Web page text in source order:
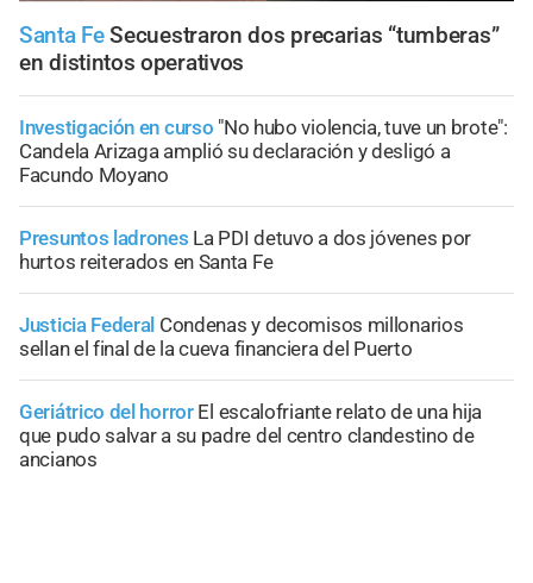
Santa Fe Secuestraron dos precarias “tumberas”
en distintos operativos
Investigación en curso "No hubo violencia, tuve un brote":
Candela Arizaga amplió su declaración y desligó a
Facundo Moyano
Presuntos ladrones La PDI detuvo a dos jóvenes por
hurtos reiterados en Santa Fe
Justicia Federal Condenas y decomisos millonarios
sellan el final de la cueva financiera del Puerto
Geriátrico del horror El escalofriante relato de una hija
que pudo salvar a su padre del centro clandestino de
ancianos